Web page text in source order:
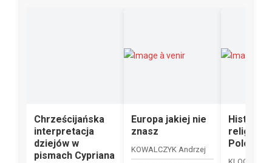
Chrześcijańska
interpretacja
dziejów w
pismach Cypriana
Europa jakiej nie
znasz
KOWALCZYK Andrzej
Histoire
Pologne